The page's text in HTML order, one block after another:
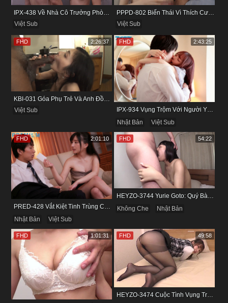
Việt Sub
Việt Sub
KBI-031 Góa Phụ Trẻ Và Anh Đồng Nghiệp Cũ
Việt Sub
FHD 2:26:37
IPX-934 Vụng Trộm Với Người Yêu Cũ Trong Khách Sạn
Nhật Bản
Việt Sub
FHD 2:43:25
PRED-428 Vắt Kiệt Tinh Trùng Của Bạn Trai Để Chừa Thói Lăng Nhăng
Nhật Bản
Việt Sub
FHD 2:01:10
HEYZO-3744 Yurie Goto: Quý Bà Dâm Phụ & Cơn Cuồng Si Mùi Buồi Khắm
Không Che
Nhật Bản
FHD 54:22
FHD 1:01:31 FHD 49:58